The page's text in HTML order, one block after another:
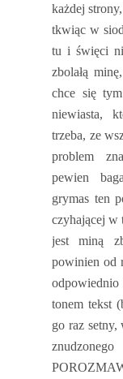
każdej
tkwiąc w
tu i święci
zbolałą
chce się
niewiasta,
trzeba, ze
problem
pewien
grymas ten
czyhającej w
jest miną
powinien od
tonem tekst
go raz